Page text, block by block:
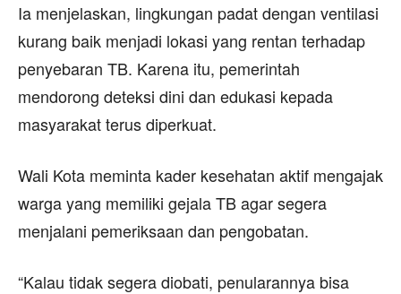
Ia menjelaskan, lingkungan padat dengan ventilasi
kurang baik menjadi lokasi yang rentan terhadap
penyebaran TB. Karena itu, pemerintah
mendorong deteksi dini dan edukasi kepada
masyarakat terus diperkuat.
Wali Kota meminta kader kesehatan aktif mengajak
warga yang memiliki gejala TB agar segera
menjalani pemeriksaan dan pengobatan.
“Kalau tidak segera diobati, penularannya bisa